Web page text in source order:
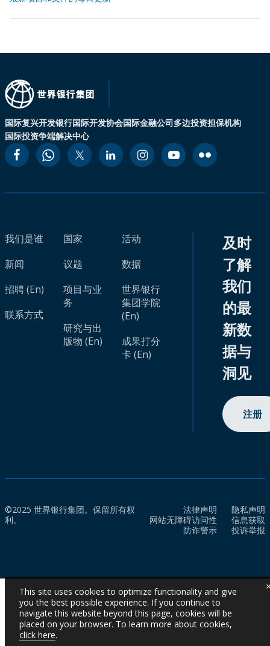
国际复兴开发银行国际开发协会国际金融公司多边投资担保机构
国际投资争端解决中心
我们是谁
新闻
招聘 (En)
联系方式
国家
议题
项目与业
务
研究与出
版物 (En)
活动
数据
世界银行
集团学院
(En)
成果打分
卡 (En)
及时
了解
我们
的最
新数
据与
洞见
注册
©2025 世界银行集团。保留所有权
利。
法律声明
隐私声明
网站无障碍访问性
信息获取
防诈警示
投诉举报
This site uses cookies to optimize functionality and give
you the best possible experience. If you continue to
navigate this website beyond this page, cookies will be
placed on your browser. To learn more about cookies,
click here.